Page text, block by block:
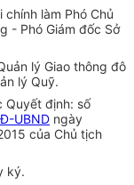
chính làm Phó Chủ
- Phó Giám đốc Sở
lý Giao thông đô
lý Quỹ.
Quyết định: số
UBND ngày
của Chủ tịch
ký.